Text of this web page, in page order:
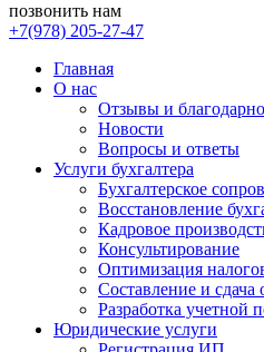
позвонить нам
+7(978) 205-27-47
Главная
О нас
Отзывы и
Новости
Вопросы и ответы
Услуги бухгалтера
Бухгалтерское
Восстановление
Кадровое
Консультирование
Оптимизация
Составление и сдача
Разработка учетной
Юридические услуги